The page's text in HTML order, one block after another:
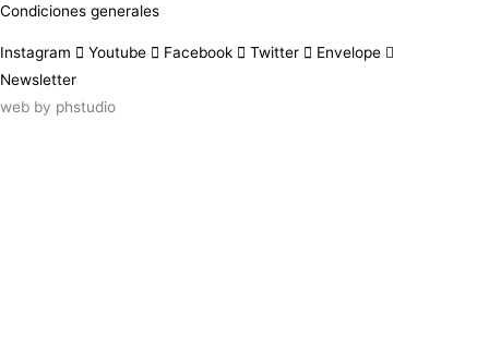
Condiciones generales
Instagram Youtube Facebook Twitter
Envelope
Newsletter
web by phstudio